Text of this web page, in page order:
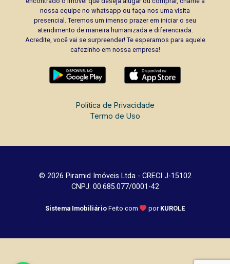
nossa equipe no whatsapp ou faça-nos uma visita
presencial. Teremos um imenso prazer em iniciar o seu
atendimento de maneira humanizada e diferenciada.
Acredite, você vai se surpreender! Te esperamos para aquele
cafezinho em nossa empresa!
Política de Privacidade
Termo de Uso
© 2026 Piramid Imóveis Ltda - CRECI J-15102
CNPJ: 00.685.077/0001-42
Sistema Imobiliário Feito com por KUROLE